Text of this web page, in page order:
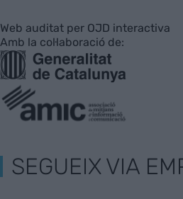
Web auditat per OJD interactiva
Amb la col·laboració de:
SEGUEIX VIA